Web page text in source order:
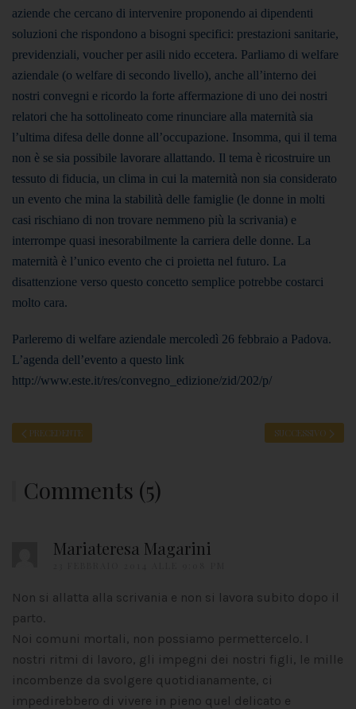
aziende che cercano di intervenire proponendo ai dipendenti
soluzioni che rispondono a bisogni specifici: prestazioni sanitarie,
previdenziali, voucher per asili nido eccetera. Parliamo di welfare
aziendale (o welfare di secondo livello), anche all’interno dei
nostri convegni e ricordo la forte affermazione di uno dei nostri
relatori che ha sottolineato come rinunciare alla maternità sia
l’ultima difesa delle donne all’occupazione. Insomma, qui il tema
non è se sia possibile lavorare allattando. Il tema è ricostruire un
tessuto di fiducia, un clima in cui la maternità non sia considerato
un evento che mina la stabilità delle famiglie (le donne in molti
casi rischiano di non trovare nemmeno più la scrivania) e
interrompe quasi inesorabilmente la carriera delle donne. La
maternità è l’unico evento che ci proietta nel futuro. La
disattenzione verso questo concetto semplice potrebbe costarci
molto cara.
Parleremo di welfare aziendale mercoledì 26 febbraio a Padova.
L’agenda dell’evento a questo link
http://www.este.it/res/convegno_edizione/zid/202/p/
PRECEDENTE SUCCESSIVO
Comments (5)
Mariateresa Magarini
Non si allatta alla scrivania e non si lavora subito dopo il
parto.
Noi comuni mortali, non possiamo permettercelo. I
nostri ritmi di lavoro, gli impegni dei nostri figli, le mille
incombenze da svolgere quotidianamente, ci
impedirebbero di vivere in pieno quel delicato e